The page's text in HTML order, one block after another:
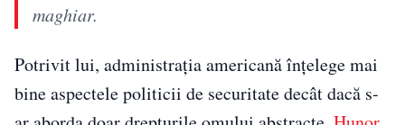
maghiar.
Potrivit lui, administrația americană înțelege mai
bine aspectele politicii de securitate decât dacă s-